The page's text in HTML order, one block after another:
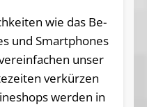
wie das Be­
und Smart­pho­nes
unser
ver­kür­zen
wer­den in